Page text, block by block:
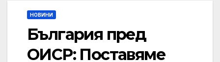
НОВИНИ
България пред
ОИСР: Поставяме